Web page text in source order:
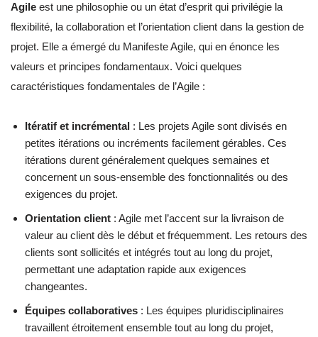
Agile est une philosophie ou un état d’esprit qui privilégie la
flexibilité, la collaboration et l’orientation client dans la gestion de
projet. Elle a émergé du Manifeste Agile, qui en énonce les
valeurs et principes fondamentaux. Voici quelques
caractéristiques fondamentales de l’Agile :
Itératif et incrémental : Les projets Agile sont divisés en
petites itérations ou incréments facilement gérables. Ces
itérations durent généralement quelques semaines et
concernent un sous-ensemble des fonctionnalités ou des
exigences du projet.
Orientation client : Agile met l’accent sur la livraison de
valeur au client dès le début et fréquemment. Les retours des
clients sont sollicités et intégrés tout au long du projet,
permettant une adaptation rapide aux exigences
changeantes.
Équipes collaboratives : Les équipes pluridisciplinaires
travaillent étroitement ensemble tout au long du projet,